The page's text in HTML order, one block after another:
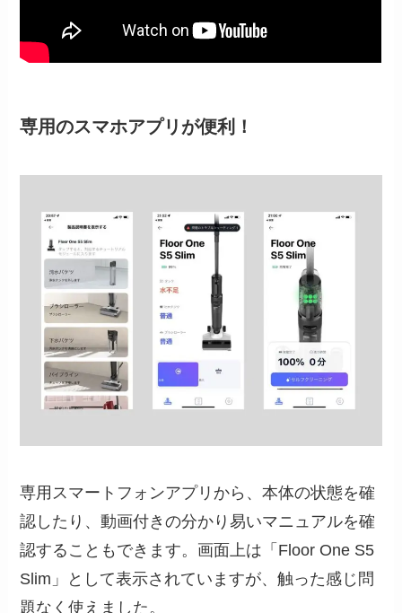
専用のスマホアプリが便利！
専用スマートフォンアプリから、本体の状態を確
認したり、動画付きの分かり易いマニュアルを確
認することもできます。画面上は「Floor One S5
Slim」として表示されていますが、触った感じ問
題なく使えました。